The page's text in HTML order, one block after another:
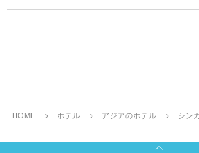
HOME ホテル アジアのホテル シン